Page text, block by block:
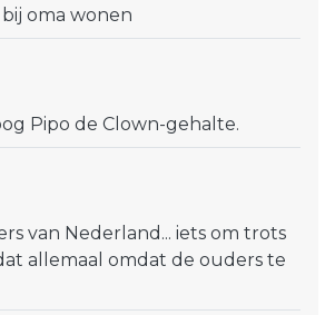
oma wonen
Pipo de Clown-gehalte.
van Nederland... iets om trots
allemaal omdat de ouders te